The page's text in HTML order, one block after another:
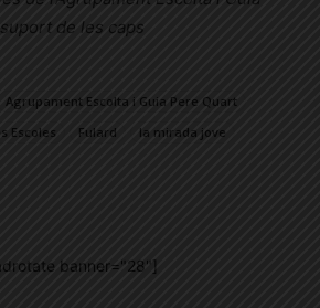
de les caps
Agrupament Escolta i Guia Pere Quart
Escoles
Fulard la mirada jove
banner="28"]